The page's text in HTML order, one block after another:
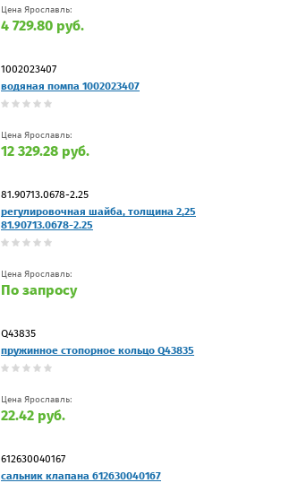
Цена Ярославль:
4 729.80 руб.
1002023407
водяная помпа 1002023407
Цена Ярославль:
12 329.28 руб.
81.90713.0678-2.25
регулировочная шайба, толщина 2,25
81.90713.0678-2.25
Цена Ярославль:
По запросу
Q43835
пружинное стопорное кольцо Q43835
Цена Ярославль:
22.42 руб.
612630040167
сальник клапана 612630040167